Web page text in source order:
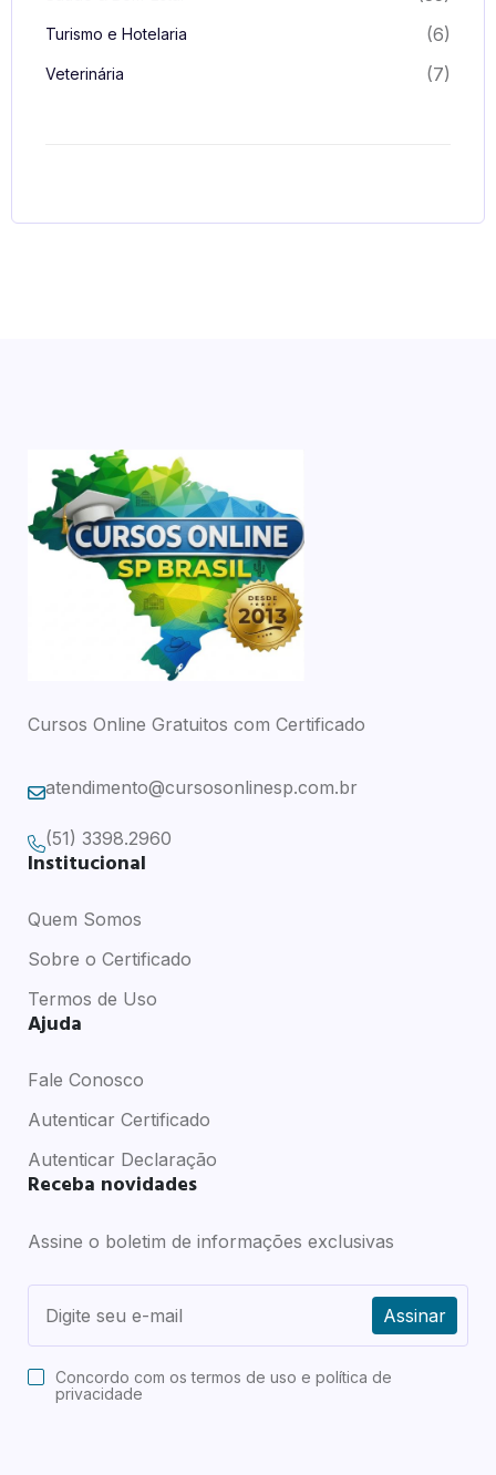
Turismo e Hotelaria (6)
Veterinária (7)
Cursos Online Gratuitos com Certificado
atendimento@cursosonlinesp.com.br
(51) 3398.2960
Institucional
Quem Somos
Sobre o Certificado
Termos de Uso
Ajuda
Fale Conosco
Autenticar Certificado
Autenticar Declaração
Receba novidades
Assine o boletim de informações exclusivas
Assinar
Concordo com ostermos de uso e política de
privacidade